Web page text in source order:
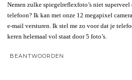
Nemen zulke spiegelreflexfoto’s niet
telefoon? Ik kan met onze 12 megapixel
e-mail versturen. Ik stel me zo voor dat je
keren helemaal vol staat door 5 foto’s.
BEANTWOORDEN